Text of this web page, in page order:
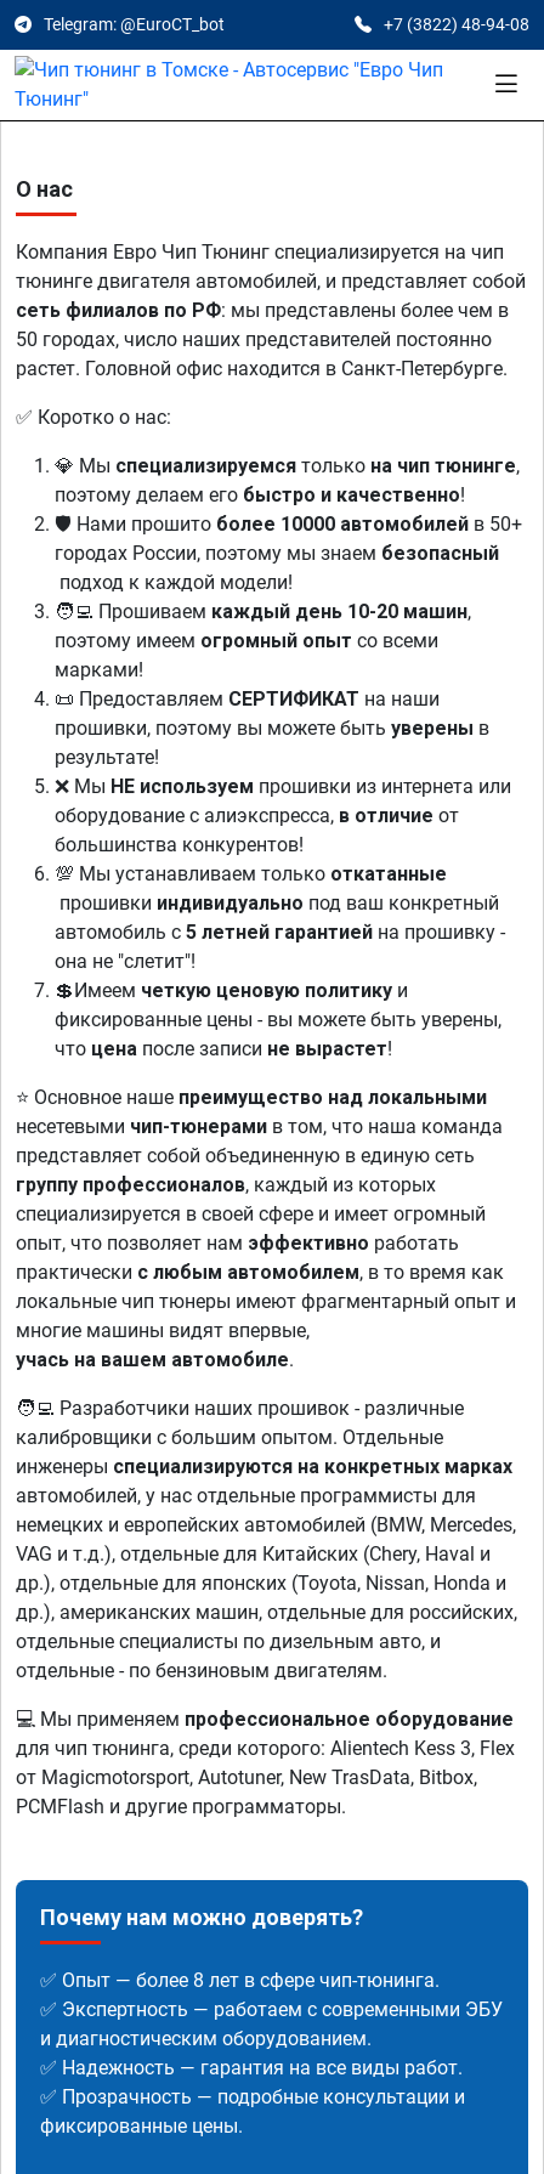
Telegram: @EuroCT_bot +7 (3822) 48-94-08
О нас
Компания Евро Чип Тюнинг специализируется на чип
тюнинге двигателя автомобилей, и представляет собой
сеть филиалов по РФ: мы представлены более чем в
50 городах, число наших представителей постоянно
растет. Головной офис находится в Санкт-Петербурге.
✅ Коротко о нас:
💎 Мы специализируемся только на чип тюнинге,
поэтому делаем его быстро и качественно!
🛡️ Нами прошито более 10000 автомобилей в 50+
городах России, поэтому мы знаем безопасный
подход к каждой модели!
🧑‍💻 Прошиваем каждый день 10-20 машин,
поэтому имеем огромный опыт со всеми
марками!
📜 Предоставляем СЕРТИФИКАТ на наши
прошивки, поэтому вы можете быть уверены в
результате!
❌ Мы НЕ используем прошивки из интернета или
оборудование с алиэкспресса, в отличие от
большинства конкурентов!
💯 Мы устанавливаем только откатанные
прошивки индивидуально под ваш конкретный
автомобиль с 5 летней гарантией на прошивку -
она не "слетит"!
💲Имеем четкую ценовую политику и
фиксированные цены - вы можете быть уверены,
что цена после записи не вырастет!
⭐ Основное наше преимущество над локальными
несетевыми чип-тюнерами в том, что наша команда
представляет собой объединенную в единую сеть
группу профессионалов, каждый из которых
специализируется в своей сфере и имеет огромный
опыт, что позволяет нам эффективно работать
практически с любым автомобилем, в то время как
локальные чип тюнеры имеют фрагментарный опыт и
многие машины видят впервые,
учась на вашем автомобиле.
🧑‍💻 Разработчики наших прошивок - различные
калибровщики с большим опытом. Отдельные
инженеры специализируются на конкретных марках
автомобилей, у нас отдельные программисты для
немецких и европейских автомобилей (BMW, Mercedes,
VAG и т.д.), отдельные для Китайских (Chery, Haval и
др.), отдельные для японских (Toyota, Nissan, Honda и
др.), американских машин, отдельные для российских,
отдельные специалисты по дизельным авто, и
отдельные - по бензиновым двигателям.
💻 Мы применяем профессиональное оборудование
для чип тюнинга, среди которого: Alientech Kess 3, Flex
от Magicmotorsport, Autotuner, New TrasData, Bitbox,
PCMFlash и другие программаторы.
Почему нам можно доверять?
✅ Опыт — более 8 лет в сфере чип-тюнинга.
✅ Экспертность — работаем с современными ЭБУ
и диагностическим оборудованием.
✅ Надежность — гарантия на все виды работ.
✅ Прозрачность — подробные консультации и
фиксированные цены.